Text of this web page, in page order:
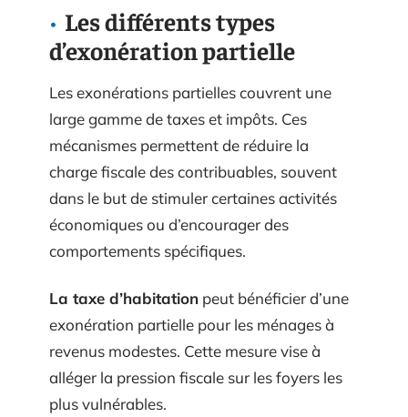
Les différents types
d’exonération partielle
Les exonérations partielles couvrent une
large gamme de taxes et impôts. Ces
mécanismes permettent de réduire la
charge fiscale des contribuables, souvent
dans le but de stimuler certaines activités
économiques ou d’encourager des
comportements spécifiques.
La taxe d’habitation peut bénéficier d’une
exonération partielle pour les ménages à
revenus modestes. Cette mesure vise à
alléger la pression fiscale sur les foyers les
plus vulnérables.